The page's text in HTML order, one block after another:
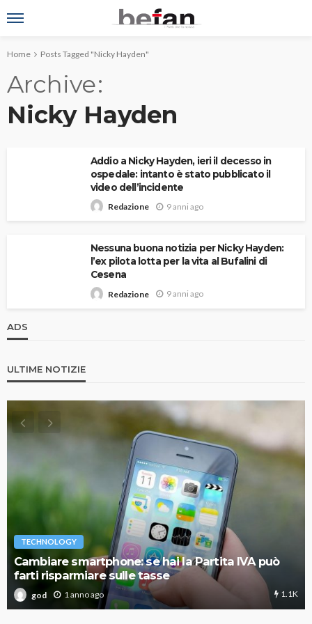
Home Posts Tagged "Nicky Hayden"
Archive
Nicky Hayden
Addio a Nicky Hayden, ieri il decesso in
ospedale: intanto è stato pubblicato il
video dell’incidente
Redazione 9 anni ago
Nessuna buona notizia per Nicky Hayden:
l’ex pilota lotta per la vita al Bufalini di
Cesena
Redazione 9 anni ago
ADS
ULTIME NOTIZIE
TECHNOLOGY
Cambiare smartphone: se hai la Partita IVA può
farti risparmiare sulle tasse
god 1 anno ago 1.1K